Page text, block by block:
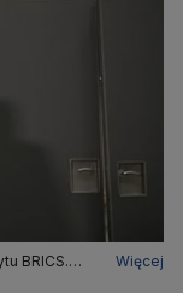
BRICS.
Więcej